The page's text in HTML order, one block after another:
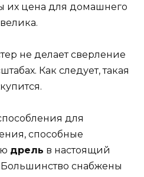
их цена для домашнего
не делает сверление
Как следует, такая
для
способные
дрель в настоящий
снабжены